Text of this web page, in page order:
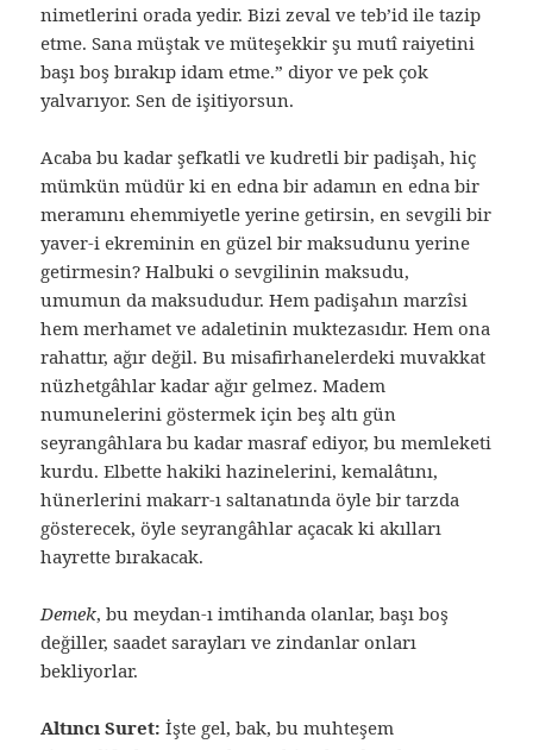
nimetlerini orada yedir. Bizi zeval ve teb’id ile tazip
etme. Sana müştak ve müteşekkir şu mutî raiyetini
başı boş bırakıp idam etme.” diyor ve pek çok
yalvarıyor. Sen de işitiyorsun.
Acaba bu kadar şefkatli ve kudretli bir padişah, hiç
mümkün müdür ki en edna bir adamın en edna bir
meramını ehemmiyetle yerine getirsin, en sevgili bir
yaver-i ekreminin en güzel bir maksudunu yerine
getirmesin? Halbuki o sevgilinin maksudu,
umumun da maksududur. Hem padişahın marzîsi
hem merhamet ve adaletinin muktezasıdır. Hem ona
rahattır, ağır değil. Bu misafirhanelerdeki muvakkat
nüzhetgâhlar kadar ağır gelmez. Madem
numunelerini göstermek için beş altı gün
seyrangâhlara bu kadar masraf ediyor, bu memleketi
kurdu. Elbette hakiki hazinelerini, kemalâtını,
hünerlerini makarr-ı saltanatında öyle bir tarzda
gösterecek, öyle seyrangâhlar açacak ki akılları
hayrette bırakacak.
Demek, bu meydan-ı imtihanda olanlar, başı boş
değiller, saadet sarayları ve zindanlar onları
bekliyorlar.
Altıncı Suret: İşte gel, bak, bu muhteşem